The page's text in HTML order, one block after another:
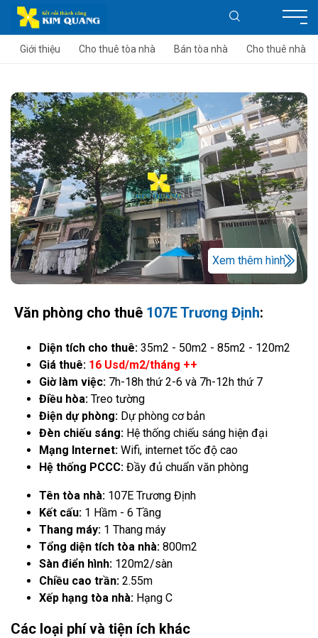
Giới thiệu Cho thuê tòa nhà Bán tòa nhà Cho thuê nhà
Xem thêm hình
Văn phòng cho thuê 107E Trương Định:
Diện tích cho thuê: 35m2 - 50m2 - 85m2 - 120m2
Giá thuê: 16 Usd/m2/tháng ++
Giờ làm việc: 7h-18h thứ 2-6 và 7h-12h thứ 7
Điều hòa: Treo tường
Điện dự phòng: Dự phòng cơ bản
Đèn chiếu sáng: Hệ thống chiếu sáng hiện đại
Mạng Internet: Wifi, internet tốc độ cao
Hệ thống PCCC: Đầy đủ chuẩn văn phòng
Tên tòa nhà: 107E Trương Định
Kết cấu: 1 Hầm - 6 Tầng
Thang máy: 1 Thang máy
Tổng diện tích tòa nhà: 800m2
Sàn điển hình: 120m2/sàn
Chiều cao trần: 2.55m
Xếp hạng tòa nhà: Hạng C
Các loại phí và tiện ích khác